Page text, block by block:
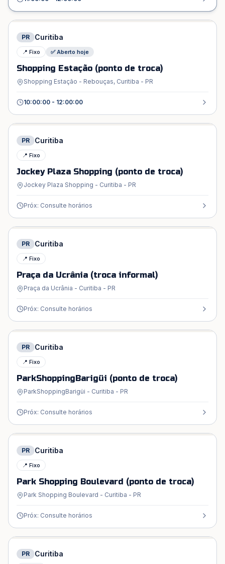
PR Curitiba
📍 Fixo ✅ Aberto hoje
Shopping Estação (ponto de troca)
Shopping Estação - Rebouças, Curitiba - PR
10:00:00 - 12:00:00
PR Curitiba
📍 Fixo
Jockey Plaza Shopping (ponto de troca)
Jockey Plaza Shopping - Curitiba - PR
Próx: Consulte horários
PR Curitiba
📍 Fixo
Praça da Ucrânia (troca informal)
Praça da Ucrânia - Curitiba - PR
Próx: Consulte horários
PR Curitiba
📍 Fixo
ParkShoppingBarigüi (ponto de troca)
ParkShoppingBarigüi - Curitiba - PR
Próx: Consulte horários
PR Curitiba
📍 Fixo
Park Shopping Boulevard (ponto de troca)
Park Shopping Boulevard - Curitiba - PR
Próx: Consulte horários
PR Curitiba